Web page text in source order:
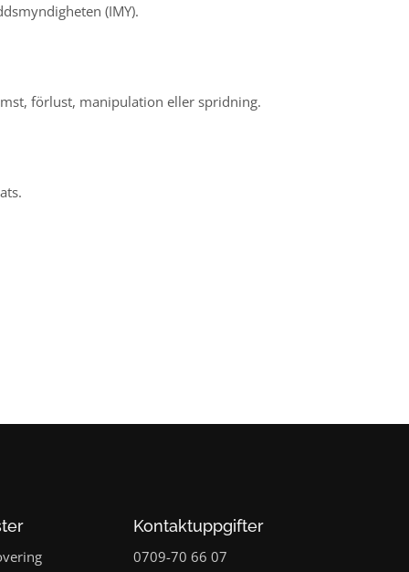
(IMY).
förlust, manipulation eller spridning.
Kontaktuppgifter
0709-70 66 07